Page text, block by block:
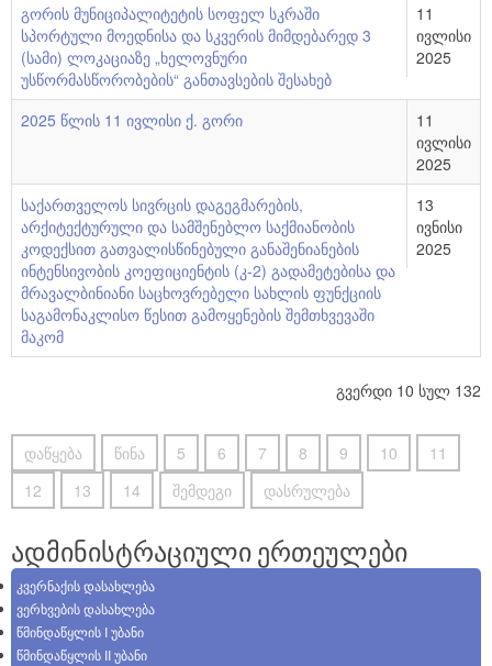
გორის მუნიციპალიტეტის სოფელ სკრაში
სპორტული მოედნისა და სკვერის მიმდებარედ 3
(სამი) ლოკაციაზე „ხელოვნური
უსწორმასწორობების“ განთავსების შესახებ
11
ივლისი
2025
2025 წლის 11 ივლისი ქ. გორი
11
ივლისი
2025
საქართველოს სივრცის დაგეგმარების,
არქიტექტურული და სამშენებლო საქმიანობის
კოდექსით გათვალისწინებული განაშენიანების
ინტენსივობის კოეფიციენტის (კ-2) გადამეტებისა და
მრავალბინიანი საცხოვრებელი სახლის ფუნქციის
საგამონაკლისო წესით გამოყენების შემთხვევაში
მაკომ
13
ივნისი
2025
გვერდი 10 სულ 132
დაწყება წინა 5 6 7 8 9 10
11
12
13 14 შემდეგი დასრულება
ადმინისტრაციული ერთეულები
კვერნაქის დასახლება
ვერხვების დასახლება
წმინდაწყლის I უბანი
წმინდაწყლის II უბანი